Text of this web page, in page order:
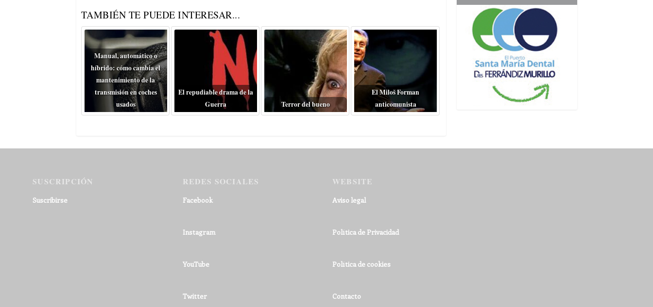
TAMBIÉN TE PUEDE INTERESAR...
Manual, automático o
híbrido: cómo cambia el
mantenimiento de la
transmisión en coches
usados
El repudiable drama de la
Guerra
Terror del bueno
El Miloš Forman
anticomunista
SUSCRIPCIÓN
Suscribirse
REDES SOCIALES
Facebook
Instagram
YouTube
Twitter
WEBSITE
Aviso legal
Política de Privacidad
Política de cookies
Contacto